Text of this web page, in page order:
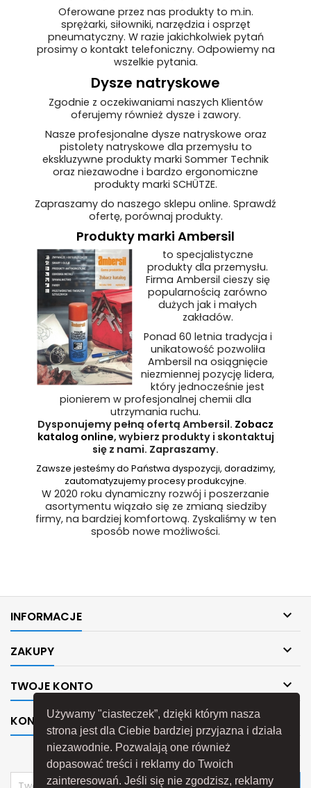
Używamy "ciasteczek”, dzięki którym nasza
strona jest dla Ciebie bardziej przyjazna i działa
niezawodnie. Pozwalają one również
dopasować treści i reklamy do Twoich
zainteresowań. Jeśli się nie zgodzisz, reklamy
Oferowane przez nas produkty to m.in.
sprężarki, siłowniki, narzędzia i osprzęt
pneumatyczny. W razie jakichkolwiek pytań
prosimy o kontakt telefoniczny. Odpowiemy na
wszelkie pytania.
Dysze natryskowe
Zgodnie z oczekiwaniami naszych Klientów
oferujemy również dysze i zawory.
Nasze profesjonalne dysze natryskowe oraz
pistolety natryskowe dla przemysłu to
ekskluzywne produkty marki Sommer Technik
oraz niezawodne i bardzo ergonomiczne
produkty marki SCHÜTZE.
Zapraszamy do naszego sklepu online. Sprawdź
ofertę, porównaj produkty.
Produkty marki Ambersil
to specjalistyczne
produkty dla przemysłu.
Firma Ambersil cieszy się
popularnością zarówno
dużych jak i małych
zakładów.
Ponad 60 letnia tradycja i
unikatowość pozwoliła
Ambersil na osiągnięcie
niezmiennej pozycję lidera,
który jednocześnie jest
pionierem w profesjonalnej chemii dla
utrzymania ruchu.
Dysponujemy pełną ofertą Ambersil. Zobacz
katalog online, wybierz produkty i skontaktuj
się z nami. Zapraszamy.
Zawsze jesteśmy do Państwa dyspozycji, doradzimy,
zautomatyzujemy procesy produkcyjne.
W 2020 roku dynamiczny rozwój i poszerzanie
asortymentu wiązało się ze zmianą siedziby
firmy, na bardziej komfortową. Zyskaliśmy w ten
sposób nowe możliwości.
INFORMACJE 
ZAKUPY 
TWOJE KONTO 
KONTAKT
NEWSLETTER